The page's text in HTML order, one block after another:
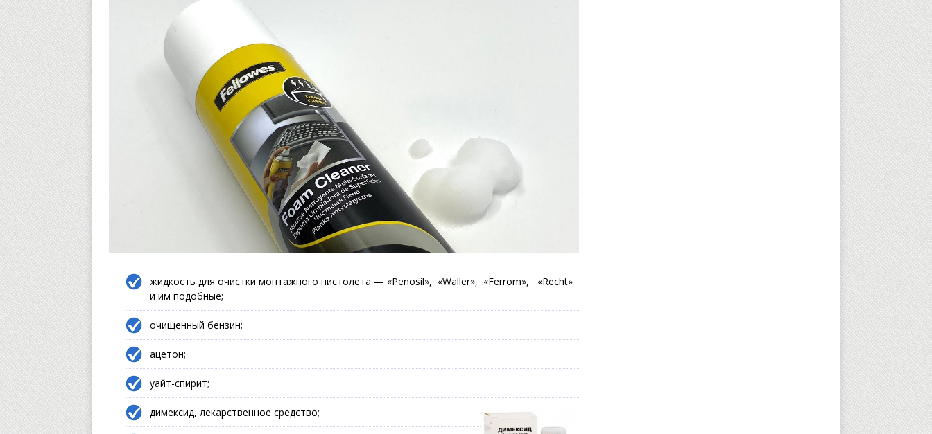
жидкость для очистки монтажного пистолета — «Penosil», «Waller», «Ferrom», «Recht»
и им подобные;
очищенный бензин;
ацетон;
уайт-спирит;
димексид, лекарственное средство;